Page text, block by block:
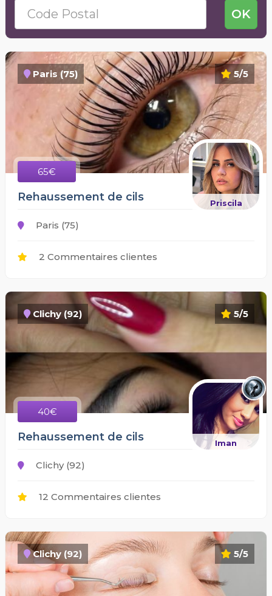
OK
5/5
Paris (75)
65€
Priscila
Rehaussement de cils
Paris (75)
2 Commentaires clientes
5/5
Clichy (92)
40€
Iman
Rehaussement de cils
Clichy (92)
12 Commentaires clientes
5/5
Clichy (92)